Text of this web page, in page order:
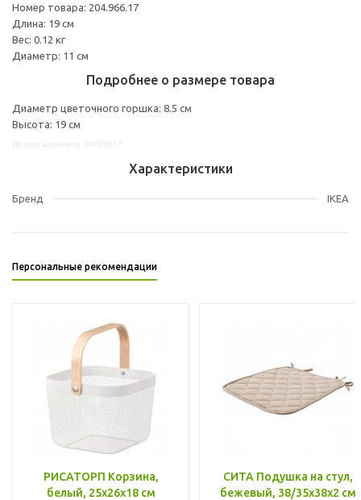
Номер товара: 204.966.17
Длина: 19 см
Вес: 0.12 кг
Диаметр: 11 см
Подробнее о размере товара
Диаметр цветочного горшка: 8.5 см
Высота: 19 см
Характеристики
Бренд IKEA
Персональные рекомендации
РИСАТОРП Корзина,
белый, 25x26x18 см
СИТА Подушка на стул,
бежевый, 38/35x38x2 см